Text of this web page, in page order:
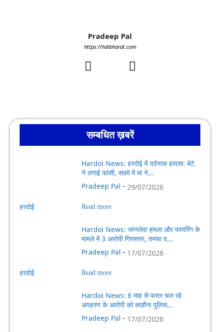
Pradeep Pal
https://hdibharat.com
सम्बधित ख़बरें
हरदोई
Hardoi News: हरदोई में दर्दनाक हादसा: बेटे
ने लगाई फांसी, सदमे में मां ने...
Pradeep Pal - 29/07/2026
Read more
हरदोई
Hardoi News: जानलेवा हमला और फायरिंग के
मामले में 3 आरोपी गिरफ्तार, तमंचा व...
Pradeep Pal - 17/07/2026
Read more
Hardoi News: 6 माह से फरार चल रहे
अपहरण के आरोपी को कछौना पुलिस...
Pradeep Pal - 17/07/2026